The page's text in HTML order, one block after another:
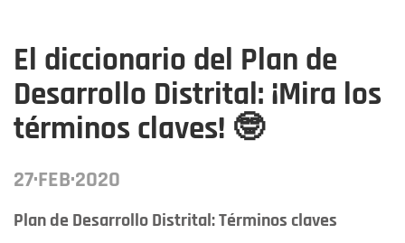
El diccionario del Plan de
Desarrollo Distrital: ¡Mira los
términos claves! 🤓
27·FEB·2020
Plan de Desarrollo Distrital: Términos claves